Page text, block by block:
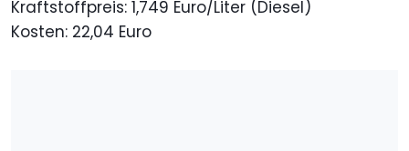
Kraftstoffpreis: 1,749 Euro/Liter (Diesel)
Kosten: 22,04 Euro